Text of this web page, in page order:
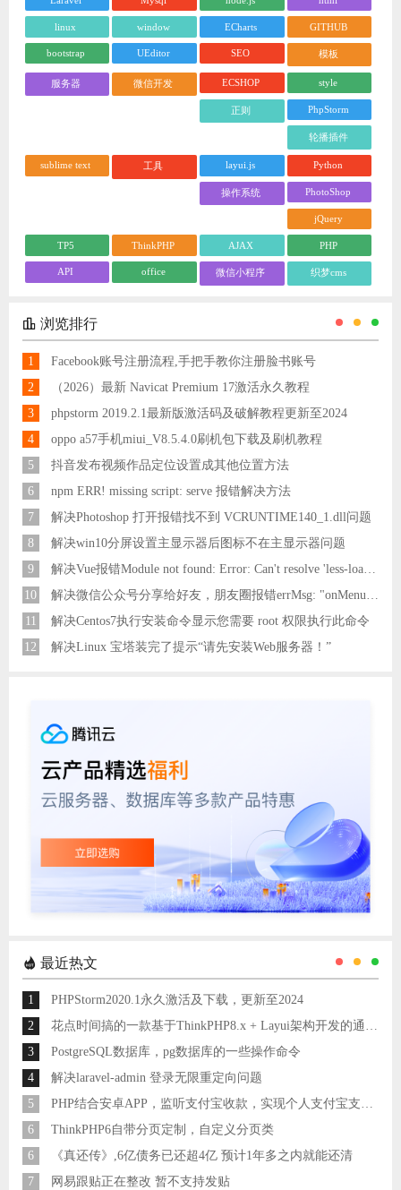
linux window ECharts GITHUB
bootstrap UEditor SEO 模板
服务器 微信开发 ECSHOP style
正则 PhpStorm
轮播插件
sublime text 工具 layui.js Python
操作系统 PhotoShop
jQuery
TP5 ThinkPHP AJAX PHP
API office 微信小程序 织梦cms
浏览排行
1
Facebook账号注册流程,手把手教你注册脸书账号
2
（2026）最新 Navicat Premium 17激活永久教程
3
phpstorm 2019.2.1最新版激活码及破解教程更新至2024
4
oppo a57手机miui_V8.5.4.0刷机包下载及刷机教程
5
抖音发布视频作品定位设置成其他位置方法
6
npm ERR! missing script: serve 报错解决方法
7
解决Photoshop 打开报错找不到 VCRUNTIME140_1.dll问题
8
解决win10分屏设置主显示器后图标不在主显示器问题
9
解决Vue报错Module not found: Error: Can't resolve 'less-loader' in 'C:\Users\Hm\Desktop\vue\vue_shop'问题
10
11
解决Centos7执行安装命令显示您需要 root 权限执行此命令
12
解决Linux 宝塔装完了提示“请先安装Web服务器！”
最近热文
1
PHPStorm2020.1永久激活及下载，更新至2024
2
花点时间搞的一款基于ThinkPHP8.x + Layui架构开发的通用后台管理系统
3
PostgreSQL数据库，pg数据库的一些操作命令
4
解决laravel-admin 登录无限重定向问题
5
PHP结合安卓APP，监听支付宝收款，实现个人支付宝支付接口
6
ThinkPHP6自带分页定制，自定义分页类
6
《真还传》,6亿债务已还超4亿 预计1年多之内就能还清
7
网易跟贴正在整改 暂不支持发贴